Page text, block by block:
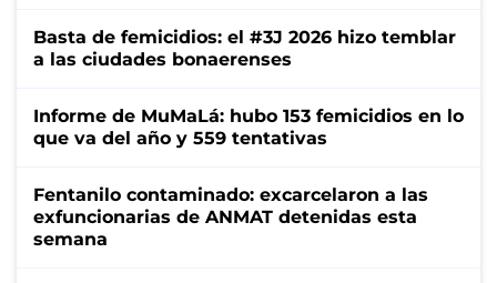
Basta de femicidios: el #3J 2026 hizo temblar
a las ciudades bonaerenses
Informe de MuMaLá: hubo 153 femicidios en lo
que va del año y 559 tentativas
Fentanilo contaminado: excarcelaron a las
exfuncionarias de ANMAT detenidas esta
semana